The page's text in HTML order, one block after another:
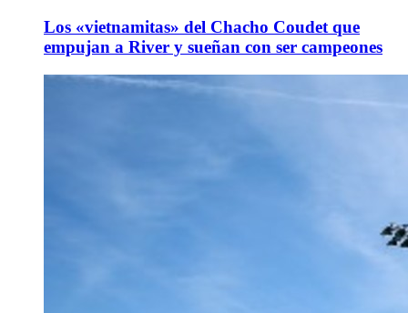
Los «vietnamitas» del Chacho Coudet que
empujan a River y sueñan con ser campeones